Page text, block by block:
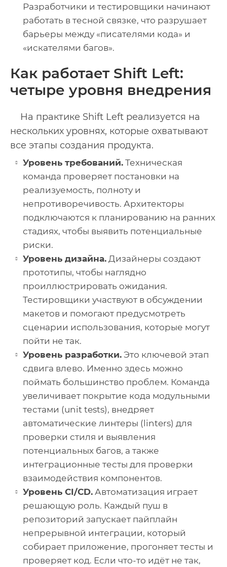
Разработчики и тестировщики начинают
работать в тесной связке, что разрушает
барьеры между «писателями кода» и
«искателями багов».
Как работает Shift Left:
четыре уровня внедрения
На практике Shift Left реализуется на
нескольких уровнях, которые охватывают
все этапы создания продукта.
Уровень требований. Техническая
команда проверяет постановки на
реализуемость, полноту и
непротиворечивость. Архитекторы
подключаются к планированию на ранних
стадиях, чтобы выявить потенциальные
риски.
Уровень дизайна. Дизайнеры создают
прототипы, чтобы наглядно
проиллюстрировать ожидания.
Тестировщики участвуют в обсуждении
макетов и помогают предусмотреть
сценарии использования, которые могут
пойти не так.
Уровень разработки. Это ключевой этап
сдвига влево. Именно здесь можно
поймать большинство проблем. Команда
увеличивает покрытие кода модульными
тестами (unit tests), внедряет
автоматические линтеры (linters) для
проверки стиля и выявления
потенциальных багов, а также
интеграционные тесты для проверки
взаимодействия компонентов.
Уровень CI/CD. Автоматизация играет
решающую роль. Каждый пуш в
репозиторий запускает пайплайн
непрерывной интеграции, который
собирает приложение, прогоняет тесты и
проверяет код. Если что-то идёт не так,